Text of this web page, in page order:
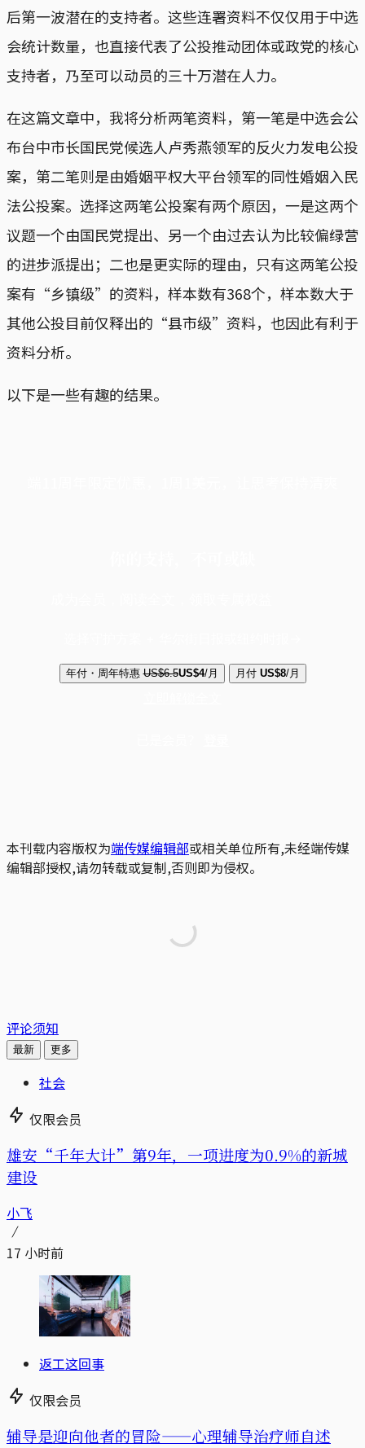
后第一波潜在的支持者。这些连署资料不仅仅用于中选
会统计数量，也直接代表了公投推动团体或政党的核心
支持者，乃至可以动员的三十万潜在人力。
在这篇文章中，我将分析两笔资料，第一笔是中选会公
布台中市长国民党候选人卢秀燕领军的反火力发电公投
案，第二笔则是由婚姻平权大平台领军的同性婚姻入民
法公投案。选择这两笔公投案有两个原因，一是这两个
议题一个由国民党提出、另一个由过去认为比较偏绿营
的进步派提出；二也是更实际的理由，只有这两笔公投
案有“乡镇级”的资料，样本数有368个，样本数大于
其他公投目前仅释出的“县市级”资料，也因此有利于
资料分析。
以下是一些有趣的结果。
年付・周年特惠 US$6.5US$4/月 月付 US$8/月
本刊载内容版权为端传媒编辑部或相关单位所有,未经端传媒
编辑部授权,请勿转载或复制,否则即为侵权。
评论须知
最新 更多
社会
仅限会员
雄安“千年大计”第9年，一项进度为0.9%的新城
建设
小飞
17 小时前
返工这回事
仅限会员
辅导是迎向他者的冒险——心理辅导治疗师自述